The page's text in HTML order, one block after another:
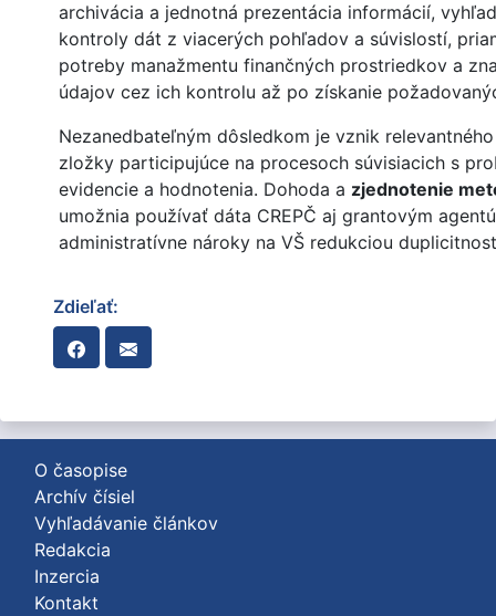
archivácia a jednotná prezentácia informácií,
kontroly dát z viacerých pohľadov a súvislostí,
potreby manažmentu finančných prostriedkov a
údajov cez ich kontrolu až po získanie
Nezanedbateľným dôsledkom je vznik
zložky participujúce na procesoch súvisiacich s
evidencie a hodnotenia. Dohoda a zjednotenie
umožnia používať dáta CREPČ aj grantovým
administratívne nároky na VŠ redukciou
Zdieľať:
O časopise
Archív čísiel
Vyhľadávanie článkov
Redakcia
Inzercia
Kontakt